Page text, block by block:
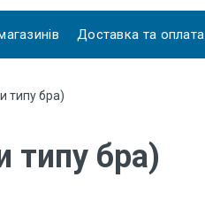
Доставка та оплата
типу бра)
типу бра)